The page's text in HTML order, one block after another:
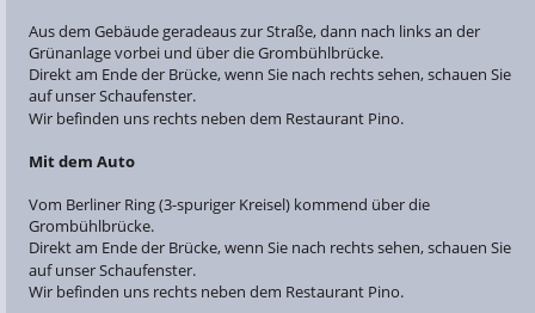
Aus dem Gebäude geradeaus zur Straße, dann nach links an der
Grünanlage vorbei und über die Grombühlbrücke.
Direkt am Ende der Brücke, wenn Sie nach rechts sehen, schauen Sie
auf unser Schaufenster.
Wir befinden uns rechts neben dem Restaurant Pino.
Mit dem Auto
Vom Berliner Ring (3-spuriger Kreisel) kommend über die
Grombühlbrücke.
Direkt am Ende der Brücke, wenn Sie nach rechts sehen, schauen Sie
auf unser Schaufenster.
Wir befinden uns rechts neben dem Restaurant Pino.